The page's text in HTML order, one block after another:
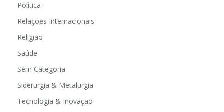
Política
Relações Internacionais
Religião
Saúde
Sem Categoria
Siderurgia & Metalurgia
Tecnologia & Inovação